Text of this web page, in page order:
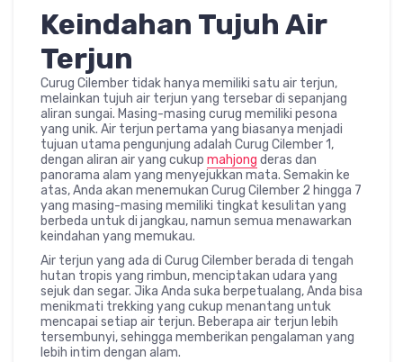
Keindahan Tujuh Air
Terjun
Curug Cilember tidak hanya memiliki satu air terjun,
melainkan tujuh air terjun yang tersebar di sepanjang
aliran sungai. Masing-masing curug memiliki pesona
yang unik. Air terjun pertama yang biasanya menjadi
tujuan utama pengunjung adalah Curug Cilember 1,
dengan aliran air yang cukup mahjong deras dan
panorama alam yang menyejukkan mata. Semakin ke
atas, Anda akan menemukan Curug Cilember 2 hingga 7
yang masing-masing memiliki tingkat kesulitan yang
berbeda untuk di jangkau, namun semua menawarkan
keindahan yang memukau.
Air terjun yang ada di Curug Cilember berada di tengah
hutan tropis yang rimbun, menciptakan udara yang
sejuk dan segar. Jika Anda suka berpetualang, Anda bisa
menikmati trekking yang cukup menantang untuk
mencapai setiap air terjun. Beberapa air terjun lebih
tersembunyi, sehingga memberikan pengalaman yang
lebih intim dengan alam.